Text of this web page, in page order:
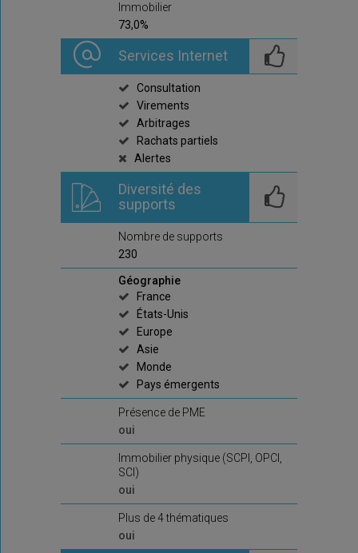
Immobilier
73,0%
Services Internet
Consultation
Virements
Arbitrages
Rachats partiels
Alertes
Diversité des
supports
Nombre de supports
230
Géographie
France
États-Unis
Europe
Asie
Monde
Pays émergents
Présence de PME
oui
Immobilier physique (SCPI, OPCI,
SCI)
oui
Plus de 4 thématiques
oui